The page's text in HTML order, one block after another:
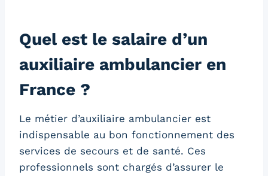
Quel est le salaire d’un
auxiliaire ambulancier en
France ?
Le métier d’auxiliaire ambulancier est
indispensable au bon fonctionnement des
services de secours et de santé. Ces
professionnels sont chargés d’assurer le